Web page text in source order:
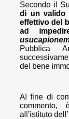
Secondo il
di un valido
effettivo del
ad
Pubblica
del bene
Al fine di
commento,
all’istituto dell’